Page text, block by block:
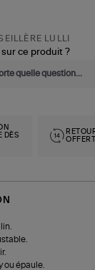
LULLI
ce produit ?
DÈS
OFFERT
ou épaule.